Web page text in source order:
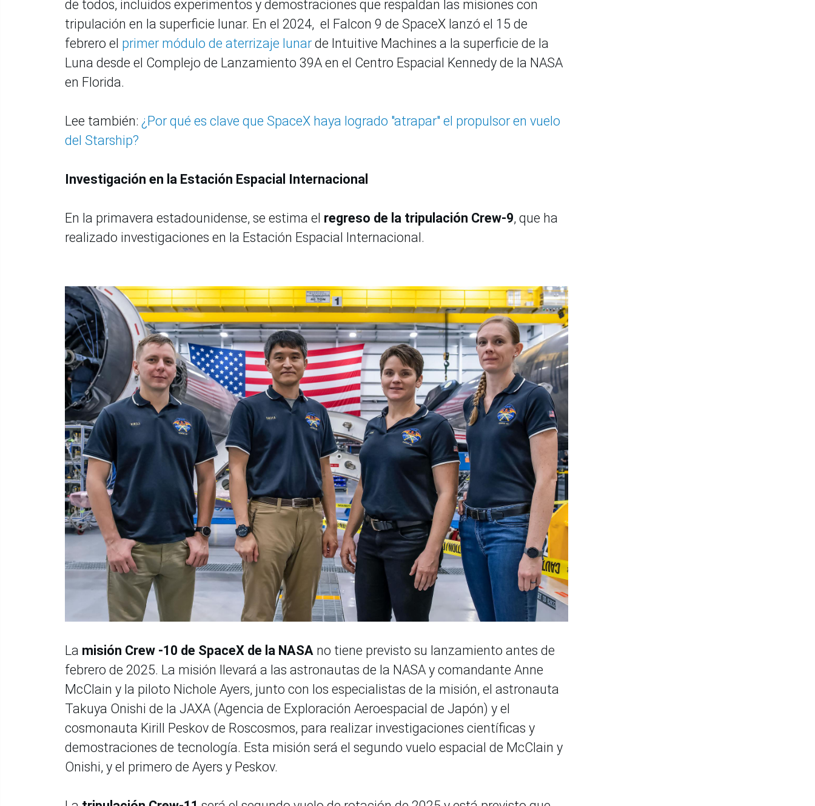
de todos, incluidos experimentos y demostraciones que respaldan las misiones con
tripulación en la superficie lunar. En el 2024, el Falcon 9 de SpaceX lanzó el 15 de
febrero el primer módulo de aterrizaje lunar de Intuitive Machines a la superficie de la
Luna desde el Complejo de Lanzamiento 39A en el Centro Espacial Kennedy de la NASA
en Florida.
Lee también: ¿Por qué es clave que SpaceX haya logrado "atrapar" el propulsor en vuelo
del Starship?
Investigación en la Estación Espacial Internacional
En la primavera estadounidense, se estima el regreso de la tripulación Crew-9, que ha
realizado investigaciones en la Estación Espacial Internacional.
La misión Crew -10 de SpaceX de la NASA no tiene previsto su lanzamiento antes de
febrero de 2025. La misión llevará a las astronautas de la NASA y comandante Anne
McClain y la piloto Nichole Ayers, junto con los especialistas de la misión, el astronauta
Takuya Onishi de la JAXA (Agencia de Exploración Aeroespacial de Japón) y el
cosmonauta Kirill Peskov de Roscosmos, para realizar investigaciones científicas y
demostraciones de tecnología. Esta misión será el segundo vuelo espacial de McClain y
Onishi, y el primero de Ayers y Peskov.